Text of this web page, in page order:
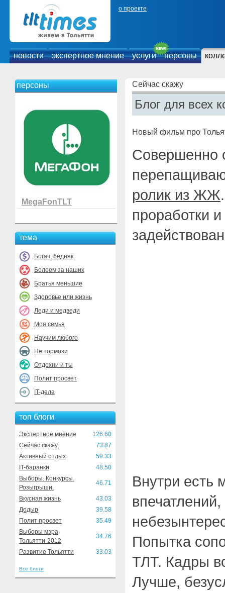
о проекте
новости экспертное мнение услуги персоны
персоны
MegaFonTLT
тема
Богач, бедняк
Болеем за наших
Братья меньшие
Здоровье или жизнь
Леди и медведи
Моя семья
Научим любого
Не тормози
Отдохни и ты
Полит просвет
IT-дела
топ блоги
Экспертное мнение
126.60
Сейчас скажу
73.87
Активный отдых
59.33
IT-баранки
48.50
Выборы. Конкурсы.
Розыгрыши.
46.71
Вкусная жизнь
43.03
Додыр
39.58
Полит просвет
35.49
Выборы мэра
Тольятти-2012
34.76
Развитие Тольятти 33.03
Все блоги
Сейчас скажу
Блог для всех
Новый фильм про
Совершенно
ролик из ЖЖ
проработки
Внутри есть
Попытка
ТЛТ. Кадры
Лучше,